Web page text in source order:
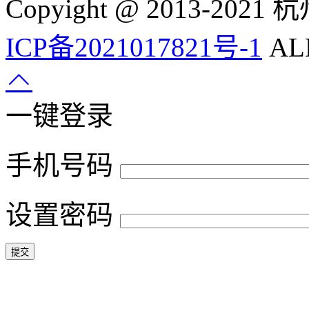
Copyight @ 2013-2021
ICP备2021017821号-1
一键登录
手机号码
设置密码